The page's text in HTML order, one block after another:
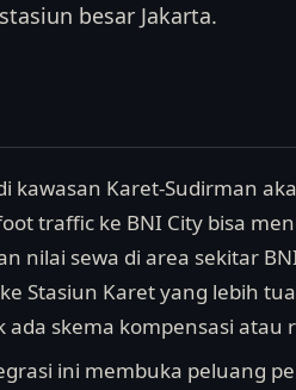
besar Jakarta.
kawasan Karet-Sudirman
traffic ke BNI City bisa
nilai sewa di area sekitar
Stasiun Karet yang lebih
skema kompensasi atau
ini membuka peluang